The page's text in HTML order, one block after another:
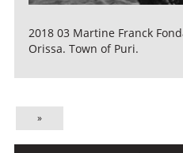
2018 03 Martine Franck
Orissa. Town of Puri.
»